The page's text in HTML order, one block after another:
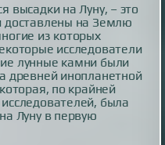
высадки на Луну, – это
доставлены на Землю
из которых
исследователи
лунные камни были
древней инопланетной
по крайней
была
Луну в первую